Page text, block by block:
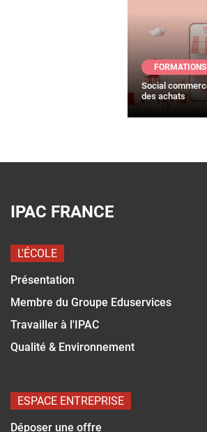
FORMATIONS
Social
des achats
IPAC FRANCE
L'ÉCOLE
Présentation
Membre du Groupe Eduservices
Travailler à l'IPAC
Qualité & Environnement
ESPACE ENTREPRISE
Déposer une offre